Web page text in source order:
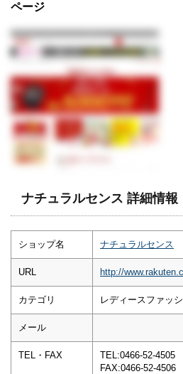
ページ
ナチュラルセンス 詳細情報
ショップ名 ナチュラルセンス
URL http://
カテゴリ レディースファッ
メール
TEL・FAX
TEL:0466-52-4505
FAX:0466-52-4506